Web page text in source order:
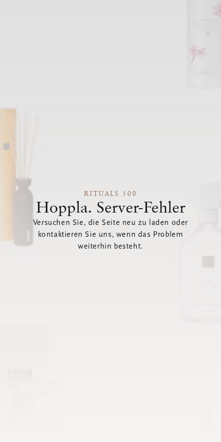
RITUALS 500
Hoppla. Server-Fehler
Versuchen Sie, die Seite neu zu laden oder
kontaktieren Sie uns, wenn das Problem
weiterhin besteht.